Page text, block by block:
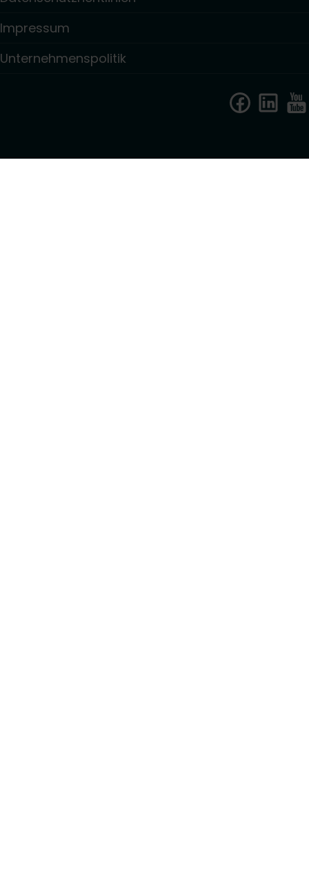
Impressum
Unternehmenspolitik